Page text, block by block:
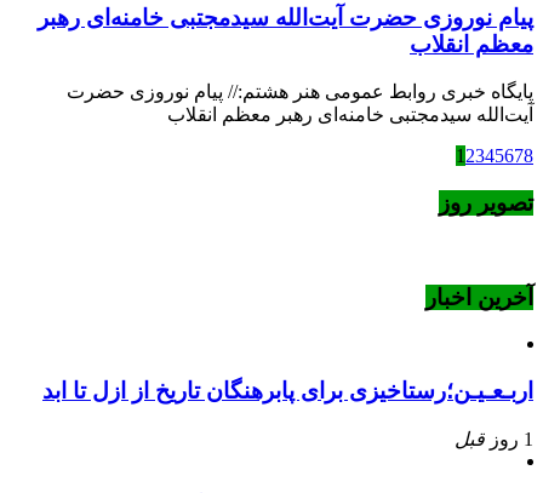
پیام نوروزی حضرت آیت‌الله سیدمجتبی خامنه‌ای رهبر
معظم انقلاب
پایگاه خبری روابط عمومی هنر هشتم:// پیام نوروزی حضرت
آیت‌الله سیدمجتبی خامنه‌ای رهبر معظم انقلاب
1 2345678
تصویر روز
آخرین اخبار
اربـعـیـن؛رستاخیزی برای پابرهنگان تاریخ از ازل تا ابد
1 روز قبل